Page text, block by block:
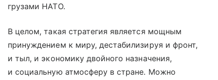
грузами НАТО.
В целом, такая стратегия является мощным
принуждением к миру, дестабилизируя и фронт,
и тыл, и экономику двойного назначения,
и социальную атмосферу в стране. Можно